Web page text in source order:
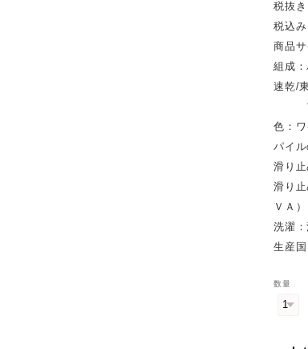
税抜
税込
商品
組成
速乾/
プ
色：
パイ
滑り
滑り
ＶＡ）
洗濯：
生産
数量